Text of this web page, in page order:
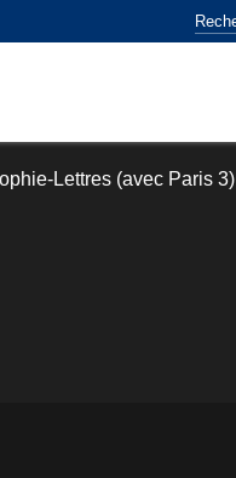
Lettres (avec Paris 3)